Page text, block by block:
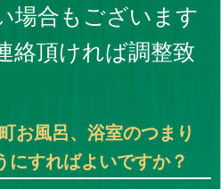
場合もございます
絡頂ければ調整致
お風呂、浴室のつまり
にすればよいですか？